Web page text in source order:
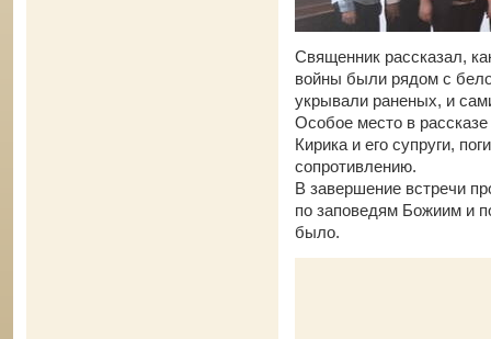
Священник рассказал,
войны были рядом с
укрывали раненых, и
Особое место в
Кирика и его супруги,
сопротивлению.
В завершение встречи
по заповедям Божиим и
было.